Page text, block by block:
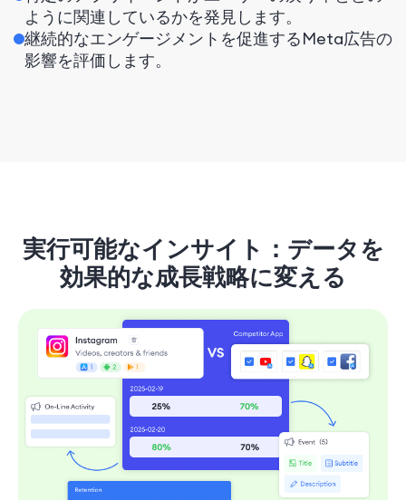
ように関連しているかを発見します。
継続的なエンゲージメントを促進するMeta広告の
影響を評価します。
実行可能なインサイト：データを
効果的な成長戦略に変える